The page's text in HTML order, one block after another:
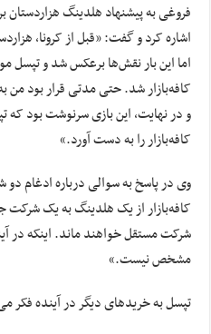
فروغی به پیشنهاد هلدینگ هزاردستان
اشاره کرد و گفت: «قبل از کرونا،
کافه‌بازار شد. حتی مدتی قرار بود من به
و در نهایت، این بازی سرنوشت بود که
کافه‌بازار را به دست آورد.»
وی در پاسخ به سوالی درباره ادغام
کافه‌بازار از یک هلدینگ به یک
شرکت مستقل خواهند ماند. اینکه در
مشخص نیست.»
تپسل به خریدهای دیگر در آینده فکر